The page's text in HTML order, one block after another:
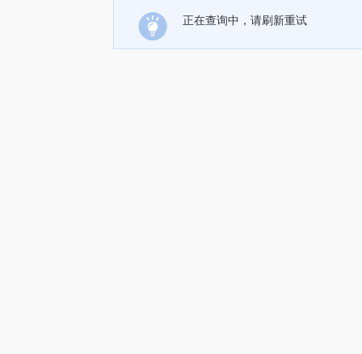
正在查询中，请刷新重试